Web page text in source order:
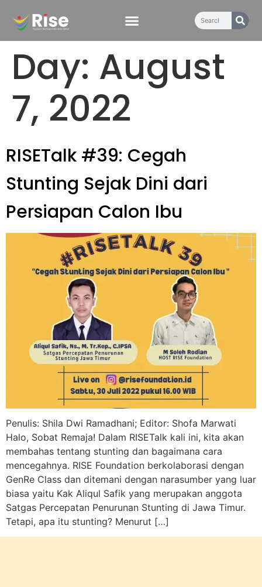
content
Day: August
7, 2022
RISETalk #39: Cegah
Stunting Sejak Dini dari
Persiapan Calon Ibu
Penulis: Shila Dwi Ramadhani; Editor: Shofa Marwati
Halo, Sobat Remaja! Dalam RISETalk kali ini, kita akan
membahas tentang stunting dan bagaimana cara
mencegahnya. RISE Foundation berkolaborasi dengan
GenRe Class dan ditemani dengan narasumber yang luar
biasa yaitu Kak Aliqul Safik yang merupakan anggota
Satgas Percepatan Penurunan Stunting di Jawa Timur.
Tetapi, apa itu stunting? Menurut […]